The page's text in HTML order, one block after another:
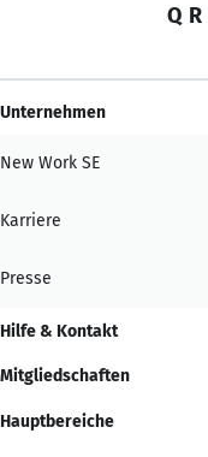
Q R
Unternehmen
New Work SE
Karriere
Presse
Hilfe & Kontakt
Mitgliedschaften
Hauptbereiche